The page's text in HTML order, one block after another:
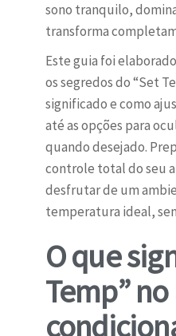
sono tranquilo,
transforma
Este guia foi
os segredos do “Set
significado e como
até as opções para
quando desejado.
controle total do seu
desfrutar de um
temperatura ideal,
O que
Temp”